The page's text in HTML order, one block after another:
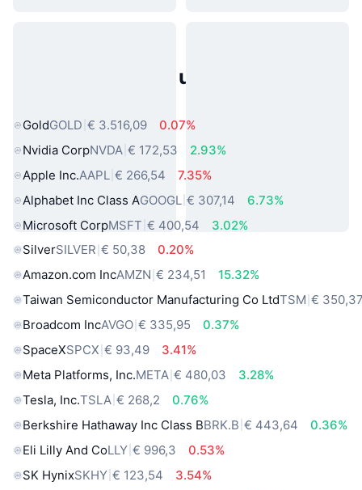
Populaire activa uit de echte
GoldGOLD € 3.516,09
0.07%
Nvidia CorpNVDA € 172,53
2.93%
Apple Inc.AAPL € 266,54
7.35%
Alphabet Inc Class AGOOGL € 307,14
6.73%
Microsoft CorpMSFT € 400,54
3.02%
SilverSILVER € 50,38
0.20%
Amazon.com IncAMZN € 234,51
15.32%
Taiwan Semiconductor Manufacturing Co LtdTSM €
Broadcom IncAVGO € 335,95
0.37%
SpaceXSPCX € 93,49
3.41%
Meta Platforms, Inc.META € 480,03
3.28%
Tesla, Inc.TSLA € 268,2
0.76%
Berkshire Hathaway Inc Class BBRK.B € 443,64
0.36%
Eli Lilly And CoLLY € 996,3
0.53%
SK HynixSKHY € 123,54
3.54%